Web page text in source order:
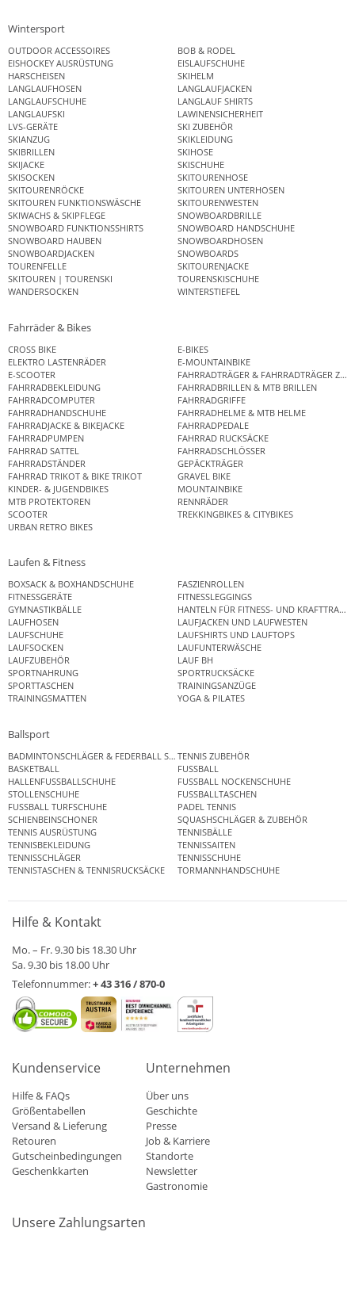
Wintersport
OUTDOOR ACCESSOIRES
BOB & RODEL
EISHOCKEY AUSRÜSTUNG
EISLAUFSCHUHE
HARSCHEISEN
SKIHELM
LANGLAUFHOSEN
LANGLAUFJACKEN
LANGLAUFSCHUHE
LANGLAUF SHIRTS
LANGLAUFSKI
LAWINENSICHERHEIT
LVS-GERÄTE
SKI ZUBEHÖR
SKIANZUG
SKIKLEIDUNG
SKIBRILLEN
SKIHOSE
SKIJACKE
SKISCHUHE
SKISOCKEN
SKITOURENHOSE
SKITOURENRÖCKE
SKITOUREN UNTERHOSEN
SKITOUREN FUNKTIONSWÄSCHE
SKITOURENWESTEN
SKIWACHS & SKIPFLEGE
SNOWBOARDBRILLE
SNOWBOARD FUNKTIONSSHIRTS
SNOWBOARD HANDSCHUHE
SNOWBOARD HAUBEN
SNOWBOARDHOSEN
SNOWBOARDJACKEN
SNOWBOARDS
TOURENFELLE
SKITOURENJACKE
SKITOUREN | TOURENSKI
TOURENSKISCHUHE
WANDERSOCKEN
WINTERSTIEFEL
Fahrräder & Bikes
CROSS BIKE
E-BIKES
ELEKTRO LASTENRÄDER
E-MOUNTAINBIKE
E-SCOOTER
FAHRRADTRÄGER & FAHRRADTRÄGER
FAHRRADBEKLEIDUNG
FAHRRADBRILLEN & MTB BRILLEN
FAHRRADCOMPUTER
FAHRRADGRIFFE
FAHRRADHANDSCHUHE
FAHRRADHELME & MTB HELME
FAHRRADJACKE & BIKEJACKE
FAHRRADPEDALE
FAHRRADPUMPEN
FAHRRAD RUCKSÄCKE
FAHRRAD SATTEL
FAHRRADSCHLÖSSER
FAHRRADSTÄNDER
GEPÄCKTRÄGER
FAHRRAD TRIKOT & BIKE TRIKOT
GRAVEL BIKE
KINDER- & JUGENDBIKES
MOUNTAINBIKE
MTB PROTEKTOREN
RENNRÄDER
SCOOTER
TREKKINGBIKES & CITYBIKES
URBAN RETRO BIKES
Laufen & Fitness
BOXSACK & BOXHANDSCHUHE
FASZIENROLLEN
FITNESSGERÄTE
FITNESSLEGGINGS
GYMNASTIKBÄLLE
HANTELN FÜR FITNESS- UND
LAUFHOSEN
LAUFJACKEN UND LAUFWESTEN
LAUFSCHUHE
LAUFSHIRTS UND LAUFTOPS
LAUFSOCKEN
LAUFUNTERWÄSCHE
LAUFZUBEHÖR
LAUF BH
SPORTNAHRUNG
SPORTRUCKSÄCKE
SPORTTASCHEN
TRAININGSANZÜGE
TRAININGSMATTEN
YOGA & PILATES
Ballsport
BADMINTONSCHLÄGER & FEDERBALL SETSTENNIS ZUBEHÖR
BASKETBALL
FUSSBALL
HALLENFUSSBALLSCHUHE
FUSSBALL NOCKENSCHUHE
STOLLENSCHUHE
FUSSBALLTASCHEN
FUSSBALL TURFSCHUHE
PADEL TENNIS
SCHIENBEINSCHONER
SQUASHSCHLÄGER & ZUBEHÖR
TENNIS AUSRÜSTUNG
TENNISBÄLLE
TENNISBEKLEIDUNG
TENNISSAITEN
TENNISSCHLÄGER
TENNISSCHUHE
TENNISTASCHEN & TENNISRUCKSÄCKE
TORMANNHANDSCHUHE
Hilfe & Kontakt
Mo. – Fr. 9.30 bis 18.30 Uhr
Sa. 9.30 bis 18.00 Uhr
Telefonnummer:+ 43 316 / 870-0
Kundenservice
Hilfe & FAQs
Größentabellen
Versand & Lieferung
Retouren
Gutscheinbedingungen
Geschenkkarten
Unternehmen
Über uns
Geschichte
Presse
Job & Karriere
Standorte
Newsletter
Gastronomie
Unsere Zahlungsarten